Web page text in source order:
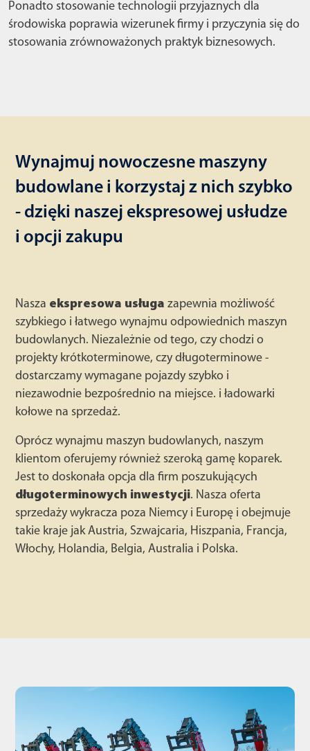
Ponadto stosowanie technologii przyjaznych dla
środowiska poprawia wizerunek firmy i przyczynia się do
stosowania zrównoważonych praktyk biznesowych.
Wynajmuj nowoczesne maszyny
budowlane i korzystaj z nich szybko
- dzięki naszej ekspresowej usłudze
i opcji zakupu
Nasza ekspresowa usługa zapewnia możliwość
szybkiego i łatwego wynajmu odpowiednich maszyn
budowlanych. Niezależnie od tego, czy chodzi o
projekty krótkoterminowe, czy długoterminowe -
dostarczamy wymagane pojazdy szybko i
niezawodnie bezpośrednio na miejsce. i ładowarki
kołowe na sprzedaż.
Oprócz wynajmu maszyn budowlanych, naszym
klientom oferujemy również szeroką gamę koparek.
Jest to doskonała opcja dla firm poszukujących
długoterminowych inwestycji. Nasza oferta
sprzedaży wykracza poza Niemcy i Europę i obejmuje
takie kraje jak Austria, Szwajcaria, Hiszpania, Francja,
Włochy, Holandia, Belgia, Australia i Polska.